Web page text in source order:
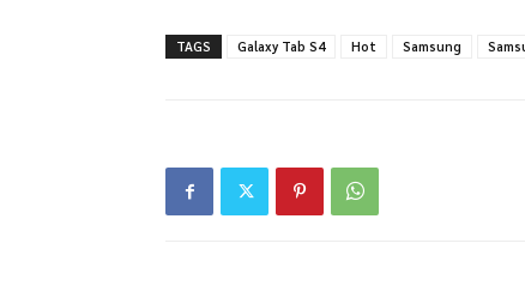
TAGS Galaxy Tab S4 Hot Samsung